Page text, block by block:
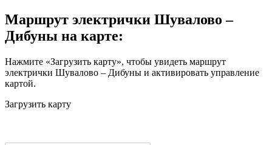
Маршрут электрички Шувалово –
Дибуны на карте:
Нажмите «Загрузить карту», чтобы увидеть маршрут
электрички Шувалово – Дибуны и активировать управление
картой.
Загрузить карту